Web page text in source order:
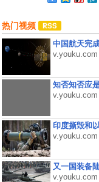
热门视频
中国航天完
v.youku.com
知否知否应
v.youku.com
印度撕毁和
v.youku.com
又一国装备
v.youku.com